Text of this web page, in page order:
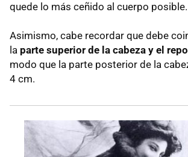
quede lo más ceñido al cuerpo posible.
Asimismo, cabe recordar que debe
la parte superior de la cabeza y el
modo que la parte posterior de la
4 cm.